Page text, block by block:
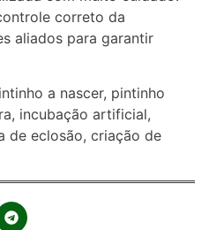
correto da
aliados para garantir
a nascer, pintinho
incubação artificial,
de eclosão, criação de